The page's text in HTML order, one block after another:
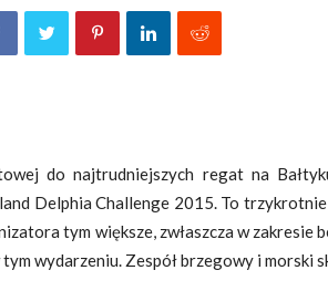
do najtrudniejszych regat na
Delphia Challenge 2015. To
tym większe, zwłaszcza w zakresie
wydarzeniu. Zespół brzegowy i morski